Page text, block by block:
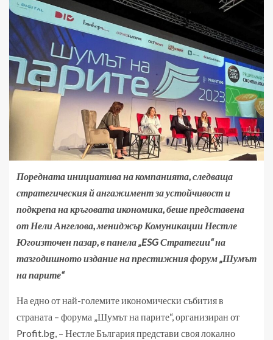
Поредната инициатива на компанията, следваща
стратегическия й ангажимент за устойчивост и
подкрепа на кръговата икономика, беше представена
от Нели Ангелова, мениджър Комуникации Нестле
Югоизточен пазар, в панела „ESG Стратегии“ на
тазгодишното издание на престижния форум „Шумът
на парите“
На едно от най-големите икономически събития в
страната – форума „Шумът на парите“, организиран от
Profit.bg, – Нестле България представи своя локално